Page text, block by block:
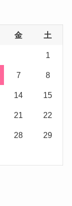
金 土
1
7 8
14 15
21 22
28 29